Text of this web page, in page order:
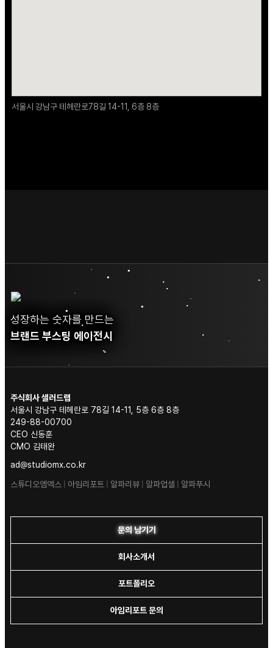
서울시 강남구 테헤란로78길 14-11, 6층 8층
성장하는 숫자를 만드는
브랜드 부스팅 에이전시
주식회사 샐러드랩
서울시 강남구 테헤란로 78길 14-11, 5층 6층 8층
249-88-00700
CEO 신동훈
CMO 김태완
ad@studiomx.co.kr
스튜디오엠엑스| 아임리포트| 알파리뷰| 알파업셀 알파푸시
문의 남기기
회사소개서
포트폴리오
아임리포트 문의